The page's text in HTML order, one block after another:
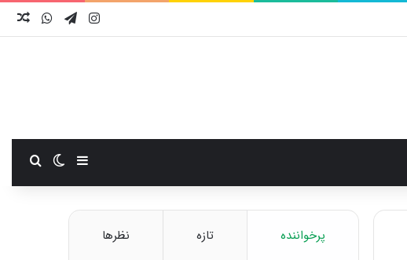
اینستاگرام
تلگرام واتس
سایدبارتغییر
پرخواننده تازه نظرها